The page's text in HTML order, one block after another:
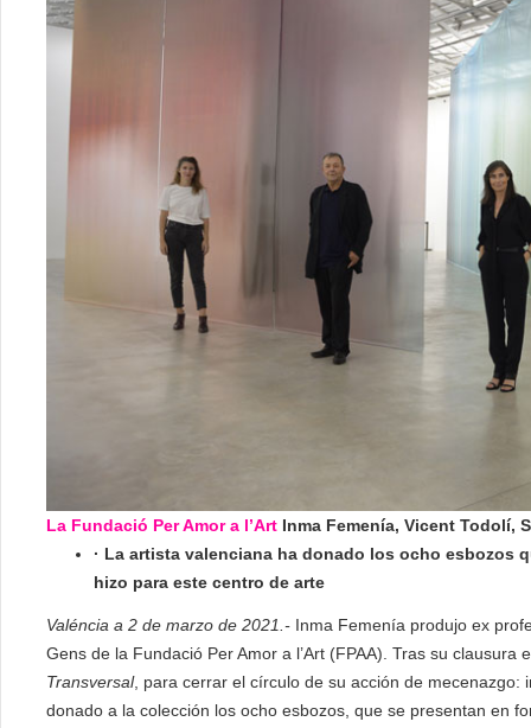
La Fundació Per Amor a l’Art Inma Femenía, Vicent Todolí,
· La artista valenciana ha donado los ocho esbozos
hizo para este centro de arte
Valéncia a 2 de marzo de 2021.- Inma Femenía produjo ex
Gens de la Fundació Per Amor a l’Art (FPAA). Tras su
Transversal, para cerrar el círculo de su acción de
donado a la colección los ocho esbozos, que se presentan en